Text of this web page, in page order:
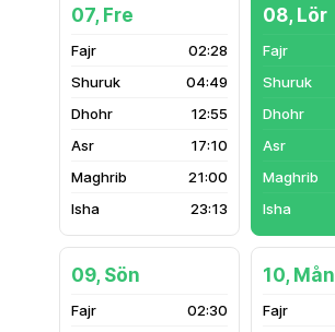
07, Fre
02:28
04:49
12:55
17:10
21:00
23:13
08, Lör
09, Sön
02:30
10, Mån